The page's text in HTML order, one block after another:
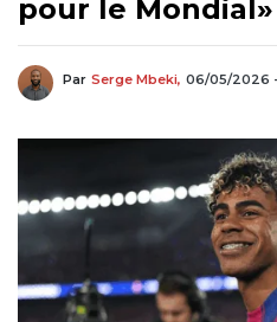
pour le Mondial»
Par Serge Mbeki, 06/05/2026